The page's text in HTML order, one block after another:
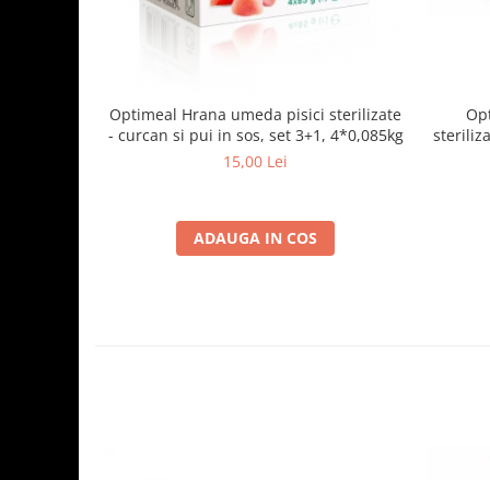
Optimeal Hrana umeda pisici sterilizate
- curcan si pui in sos, set 3+1, 4*0,085kg
15,00 Lei
ADAUGA IN COS